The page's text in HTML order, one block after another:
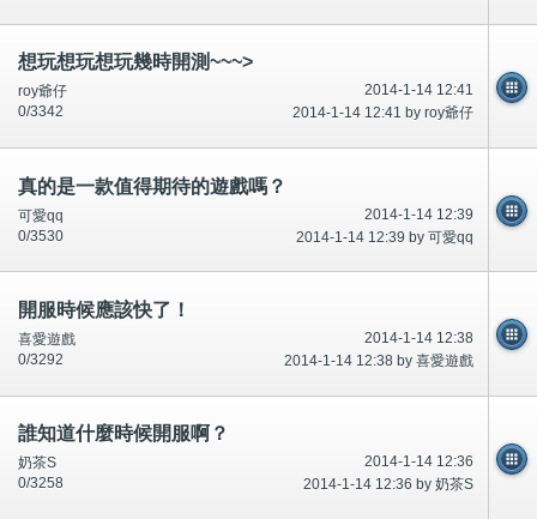
想玩想玩想玩幾時開測~~~>
2014-1-14 12:41
roy爺仔
2014-1-14 12:41 by roy爺仔
0/3342
真的是一款值得期待的遊戲嗎？
2014-1-14 12:39
可愛qq
2014-1-14 12:39 by 可愛qq
0/3530
開服時候應該快了！
2014-1-14 12:38
喜愛遊戲
2014-1-14 12:38 by 喜愛遊戲
0/3292
誰知道什麼時候開服啊？
2014-1-14 12:36
奶茶S
2014-1-14 12:36 by 奶茶S
0/3258